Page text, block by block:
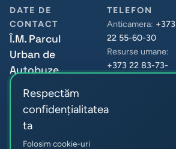
DATE DE
CONTACT
Î.M. Parcul
Urban de
Autobuze
Republica Moldova,
or. Chișinău str.
Sarmizegetusa 51
info@autourban.md
TELEFON
Anticamera: +373
22 55-60-30
Resurse umane:
+373 22 83-73-
Respectăm
confidențialitatea
ta
Folosim cookie-uri